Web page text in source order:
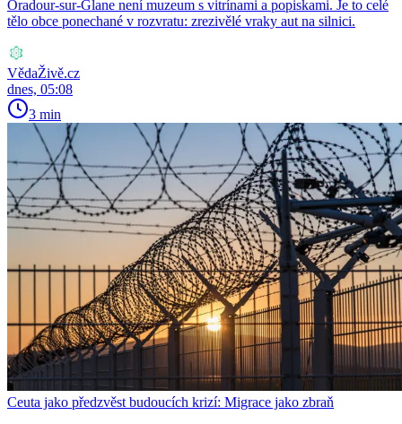
Oradour-sur-Glane není muzeum s vitrínami a popiskami. Je to celé
tělo obce ponechané v rozvratu: zrezivělé vraky aut na silnici.
VědaŽivě.cz
dnes, 05:08
3 min
Ceuta jako předzvěst budoucích krizí: Migrace jako zbraň